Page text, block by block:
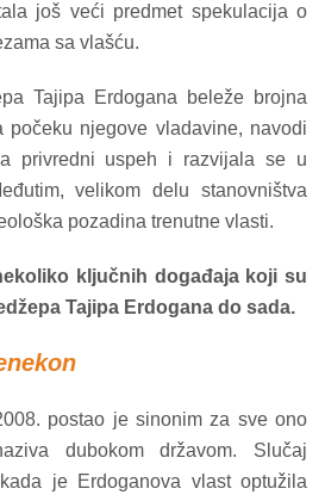
još veći predmet spekulacija o
sa vlašću.
Tajipa Erdogana beleže brojna
počeku njegove vladavine, navodi
privredni uspeh i razvijala se u
velikom delu stanovništva
pozadina trenutne vlasti.
ključnih događaja koji su
Tajipa Erdogana do sada.
postao je sinonim za sve ono
dubokom državom. Slučaj
je Erdoganova vlast optužila